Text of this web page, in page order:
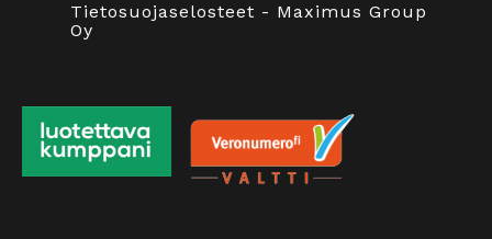
Tietosuojaselosteet - Maximus Group
Oy